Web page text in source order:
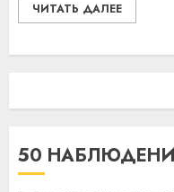
ЧИТАТЬ ДАЛЕЕ
50